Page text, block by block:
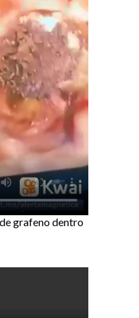
grafeno dentro